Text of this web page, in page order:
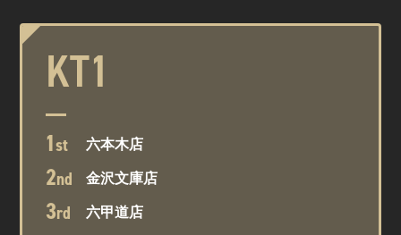
KT1
1st 六本木店
2nd 金沢文庫店
3rd 六甲道店